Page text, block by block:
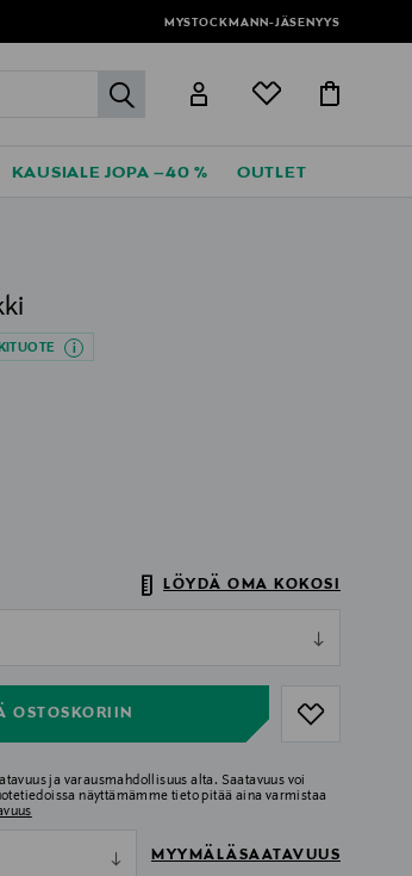
MYSTOCKMANN-JÄSENYYS
label.header.go
KAUSIALE JOPA –40 % OUTLET
LÖYDÄ OMA KOKOSI
OSTOSKORIIN
ja varausmahdollisuus alta. Saatavuus voi
näyttämämme tieto pitää aina varmistaa
MYYMÄLÄSAATAVUUS